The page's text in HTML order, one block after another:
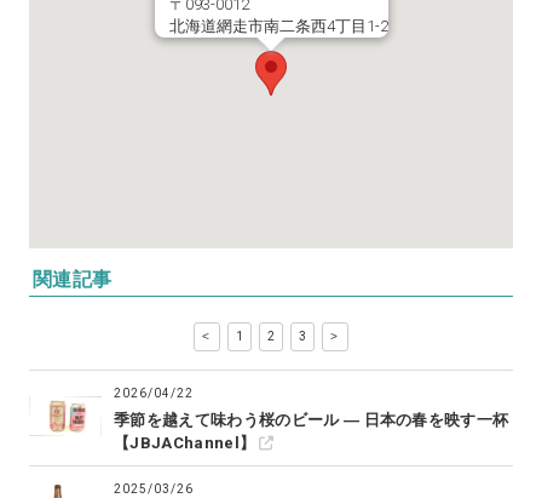
〒093-0012
北海道網走市南二条西4丁目1-2
関連記事
< 1 2 3 >
2026/04/22
季節を越えて味わう桜のビール ― 日本の春を映す一杯
【JBJAChannel】
2025/03/26